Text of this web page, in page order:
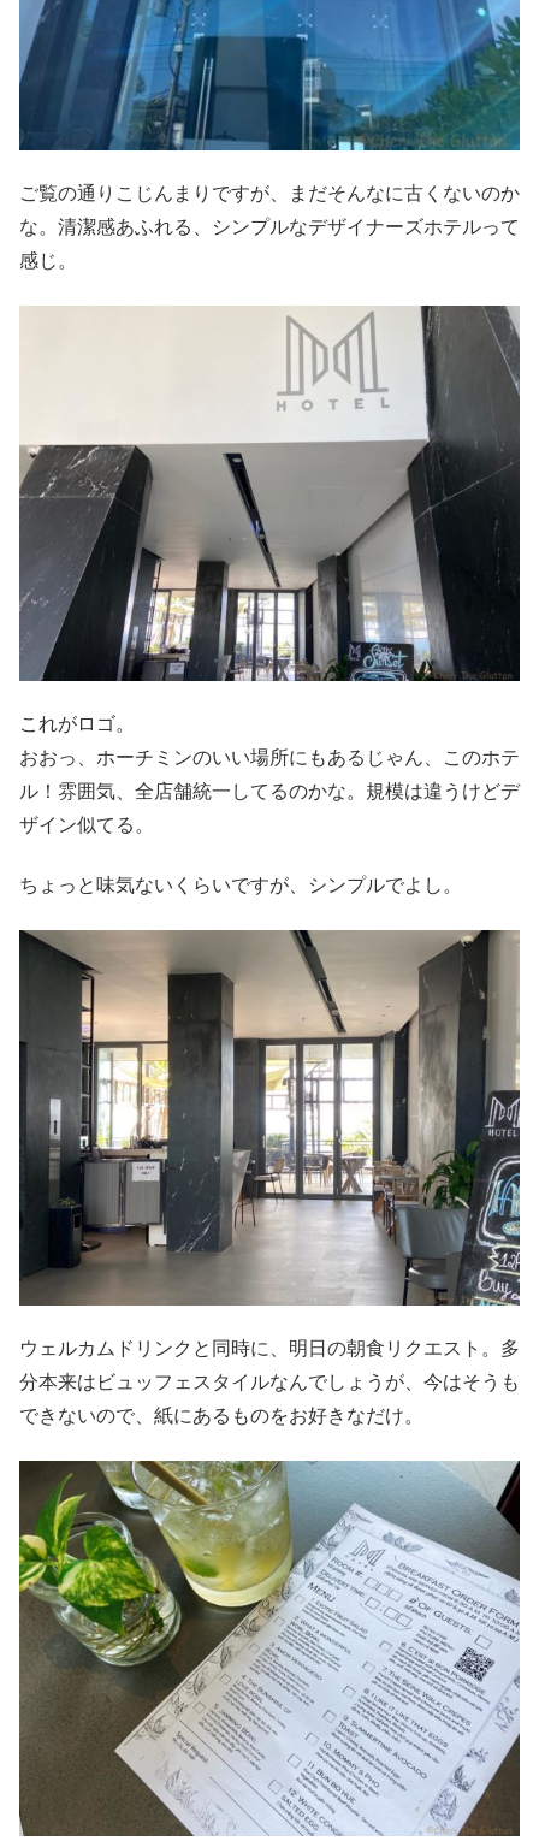
ご覧の通りこじんまりですが、まだそんなに古くないのか
な。清潔感あふれる、シンプルなデザイナーズホテルって
感じ。
これがロゴ。
おおっ、ホーチミンのいい場所にもあるじゃん、このホテ
ル！雰囲気、全店舗統一してるのかな。規模は違うけどデ
ザイン似てる。
ちょっと味気ないくらいですが、シンプルでよし。
ウェルカムドリンクと同時に、明日の朝食リクエスト。多
分本来はビュッフェスタイルなんでしょうが、今はそうも
できないので、紙にあるものをお好きなだけ。